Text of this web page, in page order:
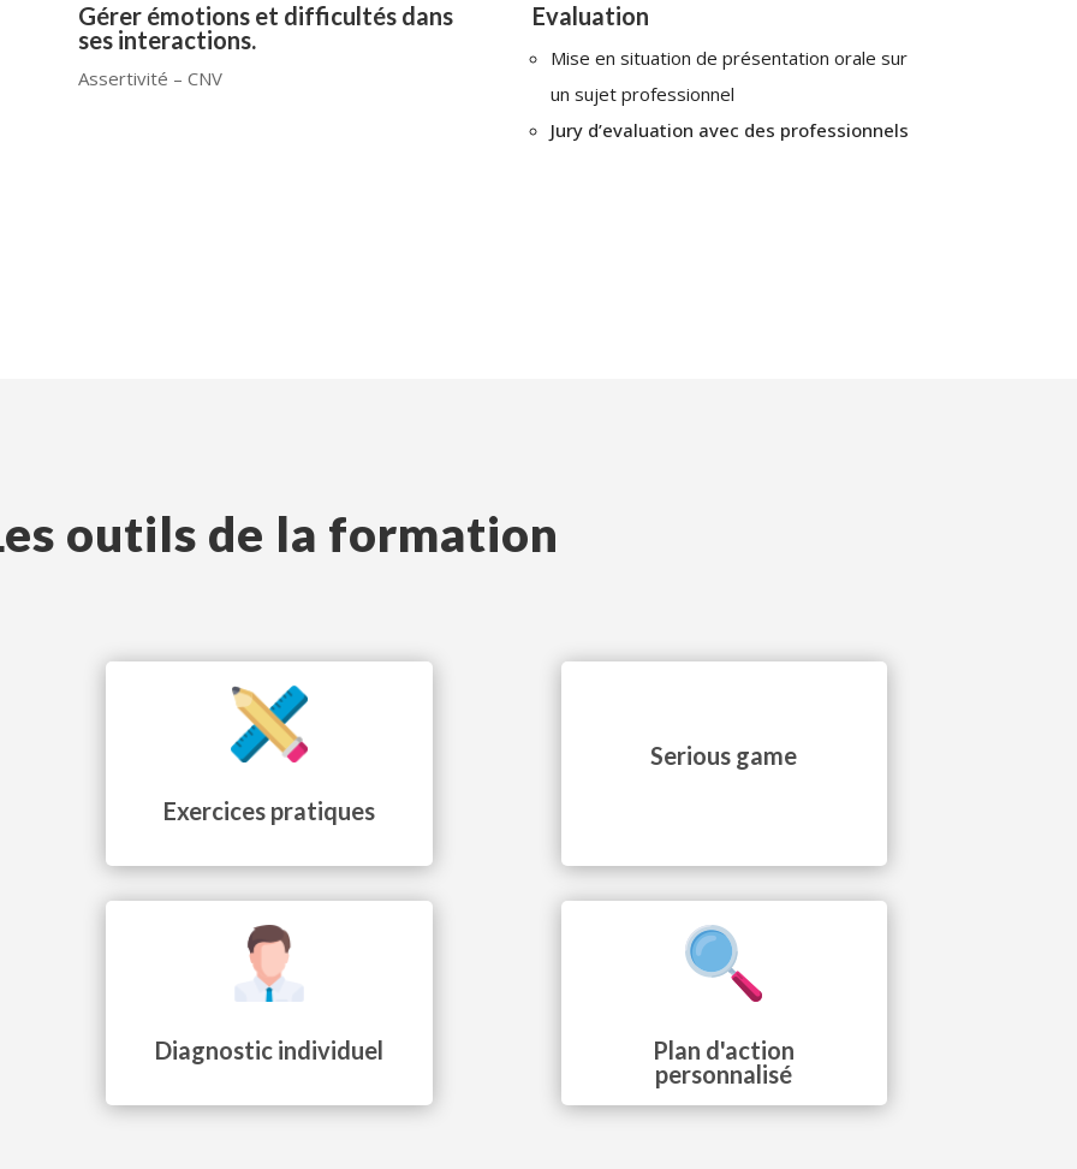
Gérer émotions et difficultés dans
ses interactions.
Assertivité – CNV
Evaluation
Mise en situation de présentation orale sur
un sujet professionnel
Jury d’evaluation avec des professionnels
outils de la formation
Exercices pratiques
Diagnostic individuel
Serious game
Plan d'action
personnalisé